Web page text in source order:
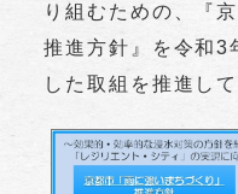
り組むための、『
推進方針』を令和3
した取組を推進して